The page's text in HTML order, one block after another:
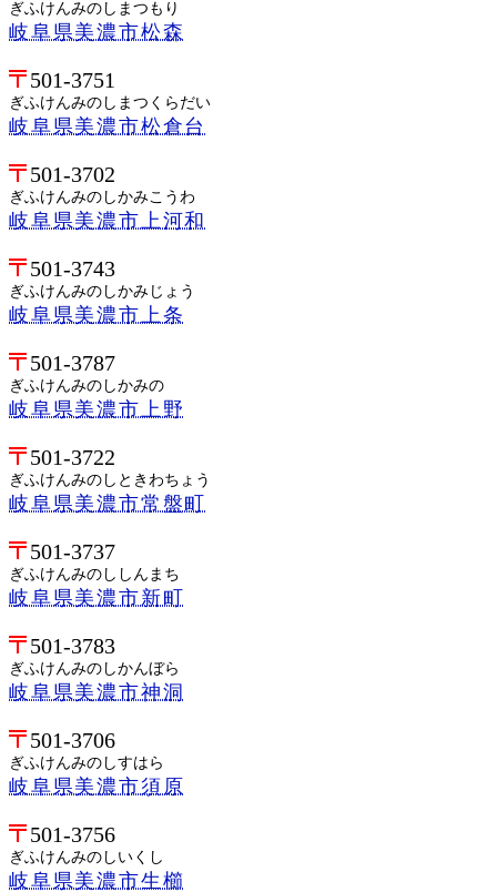
ぎふけんみのしまつもり
岐阜県美濃市松森
501-3751
ぎふけんみのしまつくらだい
岐阜県美濃市松倉台
501-3702
ぎふけんみのしかみこうわ
岐阜県美濃市上河和
501-3743
ぎふけんみのしかみじょう
岐阜県美濃市上条
501-3787
ぎふけんみのしかみの
岐阜県美濃市上野
501-3722
ぎふけんみのしときわちょう
岐阜県美濃市常盤町
501-3737
ぎふけんみのししんまち
岐阜県美濃市新町
501-3783
ぎふけんみのしかんぼら
岐阜県美濃市神洞
501-3706
ぎふけんみのしすはら
岐阜県美濃市須原
501-3756
ぎふけんみのしいくし
岐阜県美濃市生櫛